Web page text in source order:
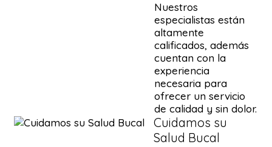
Nuestros
especialistas están
altamente
calificados, además
cuentan con la
experiencia
necesaria para
ofrecer un servicio
de calidad y sin dolor.
Cuidamos su
Salud Bucal